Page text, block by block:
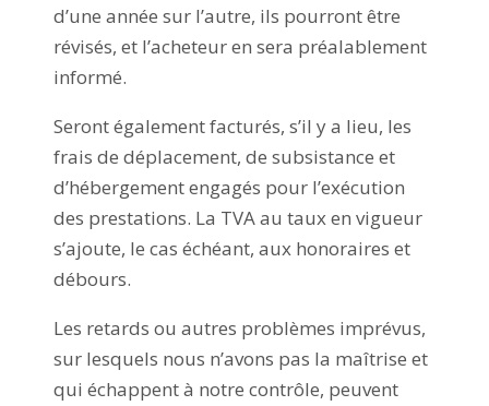
d’une année sur l’autre, ils pourront être
révisés, et l’acheteur en sera préalablement
informé.
Seront également facturés, s’il y a lieu, les
frais de déplacement, de subsistance et
d’hébergement engagés pour l’exécution
des prestations. La TVA au taux en vigueur
s’ajoute, le cas échéant, aux honoraires et
débours.
Les retards ou autres problèmes imprévus,
sur lesquels nous n’avons pas la maîtrise et
qui échappent à notre contrôle, peuvent